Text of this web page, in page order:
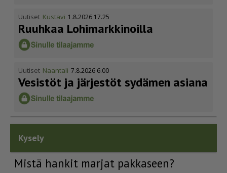
Uutiset Kustavi 1.8.2026 17.25
Ruuhkaa Lohimark­ki­noilla
Uutiset Naantali 7.8.2026 6.00
Vesistöt ja järjestöt sydämen asiana
Kysely
Mistä hankit marjat pakkaseen?